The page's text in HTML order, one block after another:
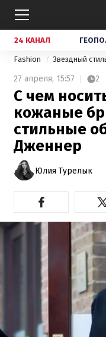
24 КАНАЛ
Fashion Звездный
27 апреля, 15:57 2
С чем
кожаные
стильные
Дженнер
Юлия Турелык